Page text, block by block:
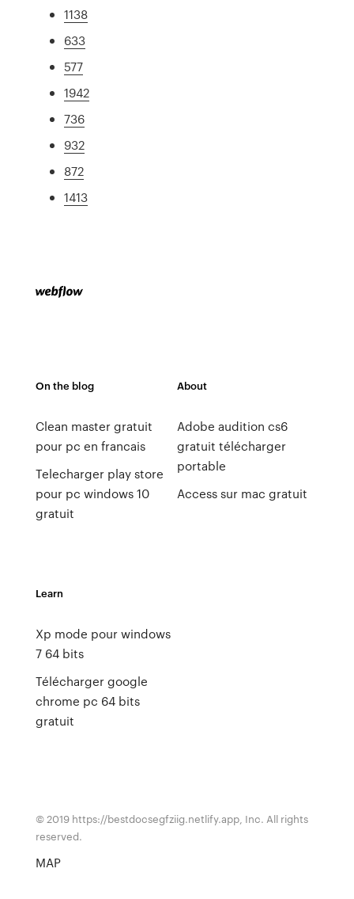
1138
633
577
1942
736
932
872
1413
On the blog
Clean master gratuit
pour pc en francais
Telecharger play store
pour pc windows 10
gratuit
About
Adobe audition cs6
gratuit télécharger
portable
Access sur mac gratuit
Learn
Xp mode pour windows
7 64 bits
Télécharger google
chrome pc 64 bits
gratuit
© 2019 https://bestdocsegfziig.netlify.app, Inc. All rights
reserved.
MAP